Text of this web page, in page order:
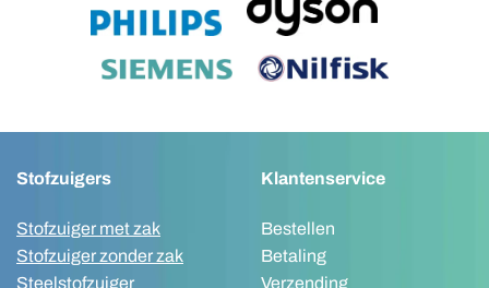
Stofzuigers
Stofzuiger met zak
Stofzuiger zonder zak
Steelstofzuiger
Klantenservice
Bestellen
Betaling
Verzending